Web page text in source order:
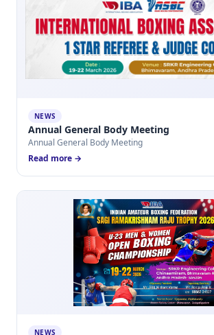
NEWS
Annual General Body Meeting
Annual General Body Meeting
Read more →
NEWS